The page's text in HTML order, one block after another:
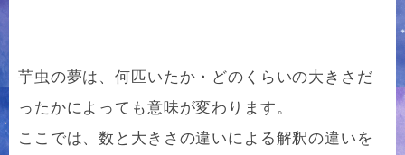
芋虫の夢は、何匹いたか・どのくらいの大きさだ
ったかによっても意味が変わります。
ここでは、数と大きさの違いによる解釈の違いを